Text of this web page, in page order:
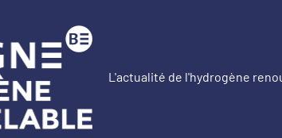
L'actualité de l'hydrogène